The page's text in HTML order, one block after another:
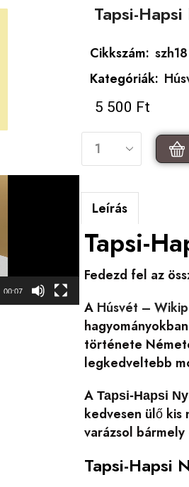
00:07
Tapsi-
Cikkszám: szh18
Kategóriák:
5 500 Ft
Leírás
Tapsi-
Fedezd fel az
A Húsvét –
története
legkedveltebb
ATapsi-Hapsi
kedvesen ülő kis
varázsol
Tapsi-Hapsi